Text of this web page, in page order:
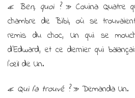
« Ben, quoi ?» Couina Quatre
chambre de Bibi, où se
remis du choc, Un qui se
d’Edward, et ce dernier qui
l’œil de Un.
« Qui l’a trouvé ?» Demanda Un.